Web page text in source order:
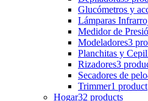
Glucómetros y
Lámparas
Medidor de
Modeladores3
Planchitas y
Rizadores3
Secadores de pelo
Trimmer1 product
Hogar32 products